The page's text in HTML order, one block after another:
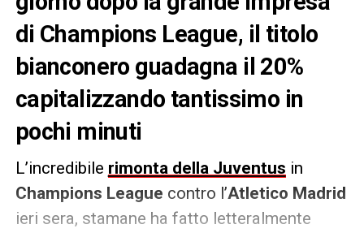
di Champions League, il titolo
bianconero guadagna il 20%
capitalizzando tantissimo in
pochi minuti
L’incredibile rimonta della Juventus in
Champions League contro l’Atletico Madrid
ieri sera, stamane ha fatto letteralmente